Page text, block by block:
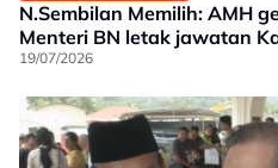
N.Sembilan Memilih: AMH
Menteri BN letak jawatan
19/07/2026